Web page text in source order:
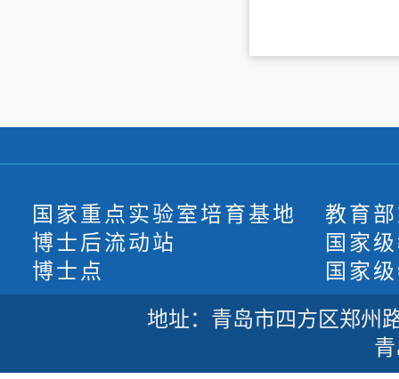
国家重点实验室培育基地
博士后流动站
博士点
教育
国家
国家
地址：青岛市四方区郑